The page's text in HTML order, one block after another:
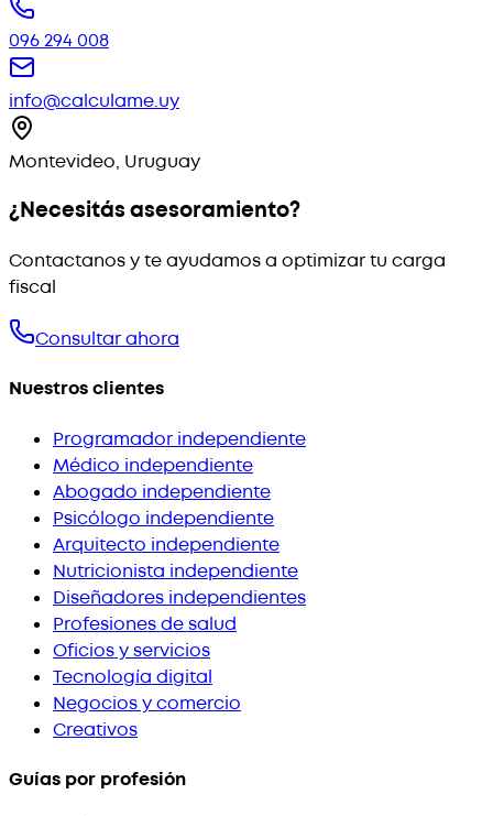
096 294 008
info@calculame.uy
Montevideo, Uruguay
¿Necesitás asesoramiento?
Contactanos y te ayudamos a optimizar tu carga
fiscal
Consultar ahora
Nuestros clientes
Programador independiente
Médico independiente
Abogado independiente
Psicólogo independiente
Arquitecto independiente
Nutricionista independiente
Diseñadores independientes
Profesiones de salud
Oficios y servicios
Tecnología digital
Negocios y comercio
Creativos
Guías por profesión